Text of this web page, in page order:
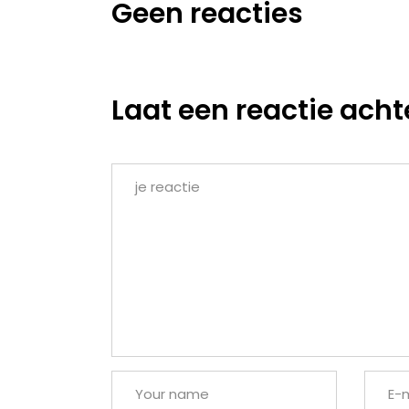
Geen reacties
Laat een reactie